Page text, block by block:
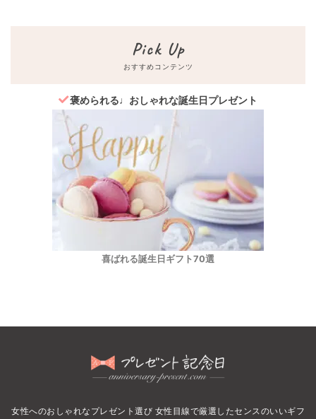
おすすめコンテンツ
Pick Up
褒められる♩おしゃれな誕生日プレゼント
喜ばれる誕生日ギフト70選
女性へのおしゃれなプレゼント選び 女性目線で厳選したセンスのいいギフ